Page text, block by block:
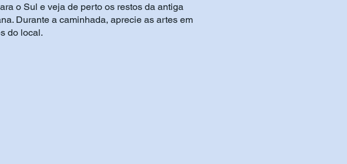
o Sul e veja de perto os restos da antiga
Durante a caminhada, aprecie as artes em
do local.